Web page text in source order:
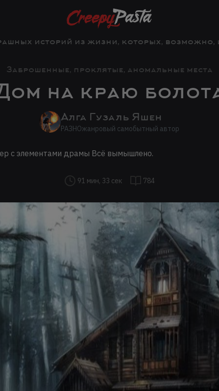
историй из жизни, которых, возможно,
Заброшенные, проклятые, аномальные места
на краю
Алга Гузаль Яшен
РАЗНОжанровый самобытный автор
с элементами драмы Всё вымышлено.
91 мин, 33 сек 784